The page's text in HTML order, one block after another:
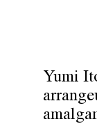
Yumi